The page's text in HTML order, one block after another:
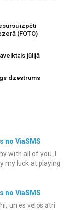
izpēti
(FOTO)
jūlijā
dzestrums
no ViaSMS
with all of you. I
my luck at playing
no ViaSMS
un es vēlos ātri